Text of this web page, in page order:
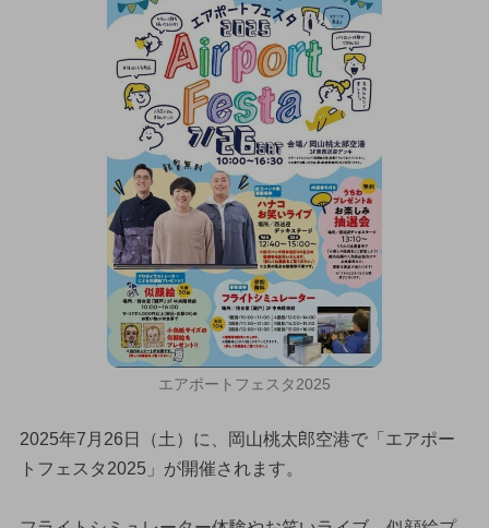
エアポートフェスタ2025
2025年7月26日（土）に、岡山桃太郎空港で「エアポー
トフェスタ2025」が開催されます。